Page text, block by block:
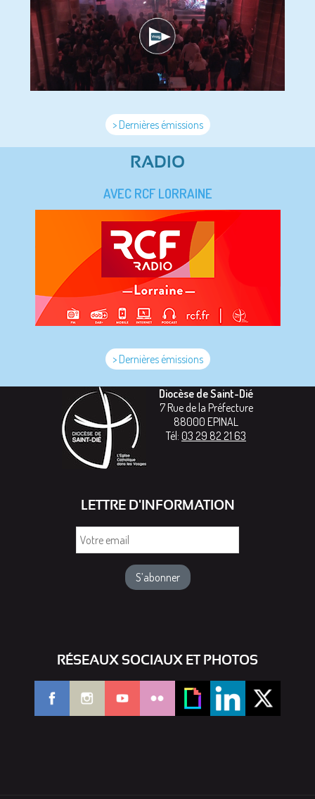
> Dernières émissions
RADIO
AVEC RCF LORRAINE
> Dernières émissions
Diocèse de Saint-Dié
7 Rue de la Préfecture
88000 EPINAL
Tél: 03 29 82 21 63
LETTRE D'INFORMATION
RÉSEAUX SOCIAUX ET PHOTOS